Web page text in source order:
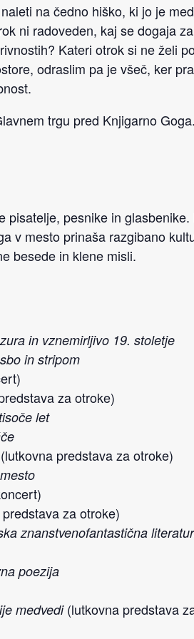
na čedno hiško, ki jo je
ni radoveden, kaj se dogaja
Kateri otrok si ne želi
odraslim pa je všeč, ker
trgu pred Knjigarno Goga.
pesnike in
v mesto prinaša razgibano
besede in klene misli.
in vznemirljivo 19. stoletje
in stripom
za otroke)
let
(lutkovna predstava za otroke)
za otroke)
znanstvenofantastična
poezija
medvedi(lutkovna predstava